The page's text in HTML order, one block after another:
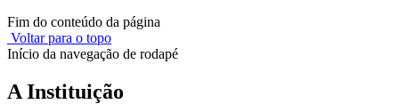
Fim do conteúdo da página
Voltar para o topo
Início da navegação de rodapé
A Instituição